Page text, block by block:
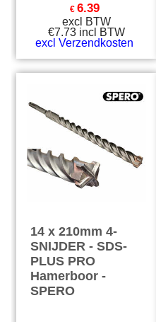
€ 6.39
excl BTW
€7.73 incl BTW
excl Verzendkosten
14 x 210mm 4-
SNIJDER - SDS-
PLUS PRO
Hamerboor -
SPERO